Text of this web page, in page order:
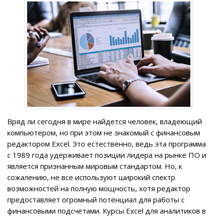
Вряд ли сегодня в мире найдется человек, владеющий
компьютером, но при этом не знакомый с финансовым
редактором Excel. Это естественно, ведь эта программа
с 1989 года удерживает позиции лидера на рынке ПО и
является признанным мировым стандартом. Но, к
сожалению, не все используют широкий спектр
возможностей на полную мощность, хотя редактор
предоставляет огромный потенциал для работы с
финансовыми подсчетами. Курсы Excel для аналитиков в